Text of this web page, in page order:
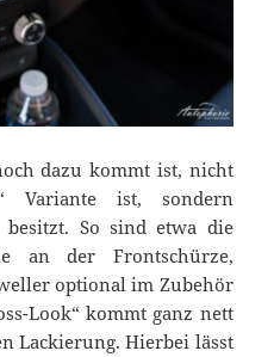
dazu kommt ist, nicht
Variante ist, sondern
So sind etwa die
an der Frontschürze,
optional im Zubehör
Look“ kommt ganz nett
Lackierung. Hierbei lässt